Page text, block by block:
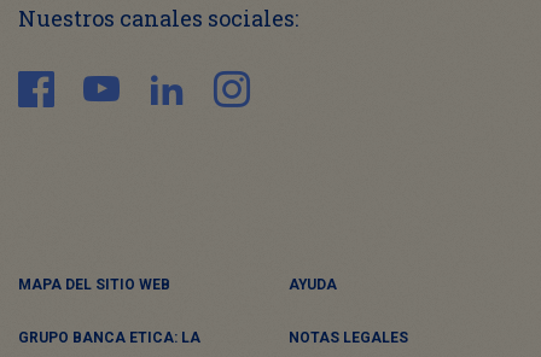
Nuestros canales sociales:
MAPA DEL SITIO WEB AYUDA
GRUPO BANCA ETICA: LA NOTAS LEGALES